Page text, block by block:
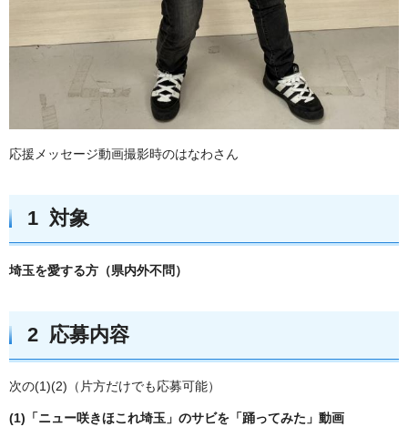
応援メッセージ動画撮影時のはなわさん
1 対象
埼玉を愛する方（県内外不問）
2 応募内容
次の(1)(2)（片方だけでも応募可能）
(1)「ニュー咲きほこれ埼玉」のサビを「踊ってみた」動画